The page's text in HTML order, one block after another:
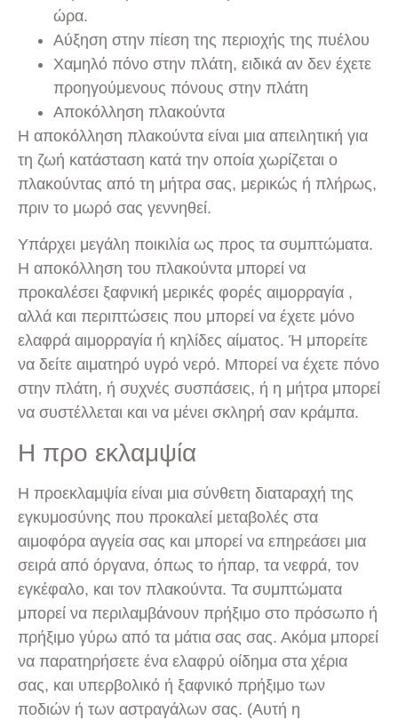
ώρα.
Αύξηση στην πίεση της περιοχής της πυέλου
Χαμηλό πόνο στην πλάτη, ειδικά αν δεν έχετε
προηγούμενους πόνους στην πλάτη
Αποκόλληση πλακούντα
Η αποκόλληση πλακούντα είναι μια απειλητική για
τη ζωή κατάσταση κατά την οποία χωρίζεται ο
πλακούντας από τη μήτρα σας, μερικώς ή πλήρως,
πριν το μωρό σας γεννηθεί.
Υπάρχει μεγάλη ποικιλία ως προς τα συμπτώματα.
Η αποκόλληση του πλακούντα μπορεί να
προκαλέσει ξαφνική μερικές φορές αιμορραγία ,
αλλά και περιπτώσεις που μπορεί να έχετε μόνο
ελαφρά αιμορραγία ή κηλίδες αίματος. Ή μπορείτε
να δείτε αιματηρό υγρό νερό. Μπορεί να έχετε πόνο
στην πλάτη, ή συχνές συσπάσεις, ή η μήτρα μπορεί
να συστέλλεται και να μένει σκληρή σαν κράμπα.
Η προ εκλαμψία
Η προεκλαμψία είναι μια σύνθετη διαταραχή της
εγκυμοσύνης που προκαλεί μεταβολές στα
αιμοφόρα αγγεία σας και μπορεί να επηρεάσει μια
σειρά από όργανα, όπως το ήπαρ, τα νεφρά, τον
εγκέφαλο, και τον πλακούντα. Τα συμπτώματα
μπορεί να περιλαμβάνουν πρήξιμο στο πρόσωπο ή
πρήξιμο γύρω από τα μάτια σας σας. Ακόμα μπορεί
να παρατηρήσετε ένα ελαφρύ οίδημα στα χέρια
σας, και υπερβολικό ή ξαφνικό πρήξιμο των
ποδιών ή των αστραγάλων σας. (Αυτή η